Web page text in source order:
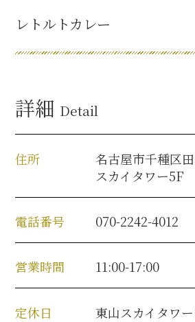
徳川家康と名古屋の関係
家康グルメ・土産 一覧
名古屋＜家康＞観光モデル
前田利家と名古屋の関係
利家関連 史跡 一覧
レトルトカレー
詳細 Detail
住所
名古屋市千種区
スカイタワー5F
電話番号 070-2242-4012
営業時間 11:00-17:00
定休日 東山スカイタワ